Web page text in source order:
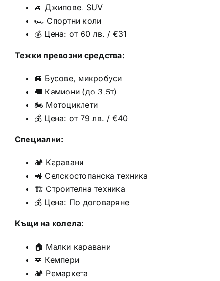
🚙 Джипове, SUV
🏎️ Спортни коли
💰 Цена: от 60 лв. / €31
Тежки превозни средства:
🚐 Бусове, микробуси
🚚 Камиони (до 3.5т)
🏍️ Мотоциклети
💰 Цена: от 79 лв. / €40
Специални:
🏕️ Каравани
🚜 Селскостопанска техника
🏗️ Строителна техника
💰 Цена: По договаряне
Къщи на колела:
🏠 Малки каравани
🚐 Кемпери
🏕️ Ремаркета